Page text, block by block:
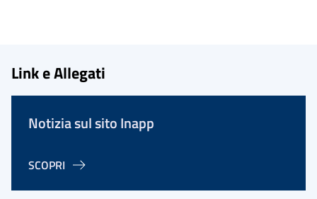
Link e Allegati
Notizia sul sito Inapp
SCOPRI